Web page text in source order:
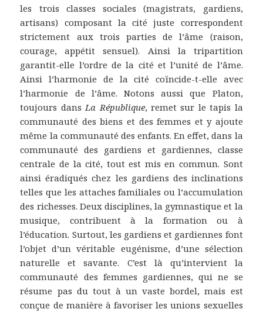
les trois classes sociales (magistrats, gardiens,
artisans) composant la cité juste correspondent
strictement aux trois parties de l’âme (raison,
courage, appétit sensuel). Ainsi la tripartition
garantit-elle l’ordre de la cité et l’unité de l’âme.
Ainsi l’harmonie de la cité coïncide-t-elle avec
l’harmonie de l’âme. Notons aussi que Platon,
toujours dans La République, remet sur le tapis la
communauté des biens et des femmes et y ajoute
même la communauté des enfants. En effet, dans la
communauté des gardiens et gardiennes, classe
centrale de la cité, tout est mis en commun. Sont
ainsi éradiqués chez les gardiens des inclinations
telles que les attaches familiales ou l’accumulation
des richesses. Deux disciplines, la gymnastique et la
musique, contribuent à la formation ou à
l’éducation. Surtout, les gardiens et gardiennes font
l’objet d’un véritable eugénisme, d’une sélection
naturelle et savante. C’est là qu’intervient la
communauté des femmes gardiennes, qui ne se
résume pas du tout à un vaste bordel, mais est
conçue de manière à favoriser les unions sexuelles